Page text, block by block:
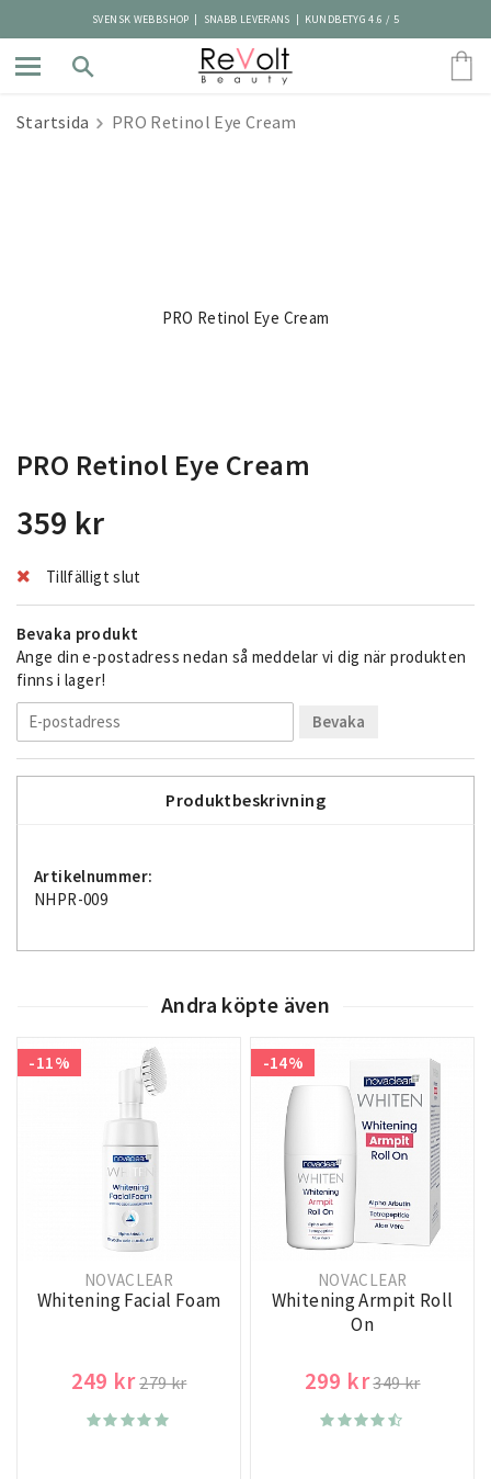
SVENSK WEBBSHOP | SNABB LEVERANS | KUNDBETYG 4.6 / 5
Startsida PRO Retinol Eye Cream
PRO Retinol Eye Cream
PRO Retinol Eye Cream
359 kr
Tillfälligt slut
Bevaka produkt
Ange din e-postadress nedan så meddelar vi dig när produkten
finns i lager!
Bevaka
Produktbeskrivning
Artikelnummer:
NHPR-009
Andra köpte även
-11%
NOVACLEAR
Whitening Facial Foam
249 kr279 kr
-14%
NOVACLEAR
Whitening Armpit Roll
On
299 kr349 kr